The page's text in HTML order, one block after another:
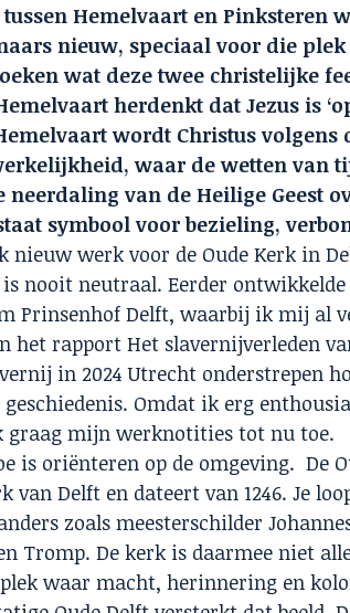
Hemelvaart en Pinksteren
nieuw, speciaal voor die
wat deze twee christelijke
herdenkt dat Jezus is
wordt Christus
waar de wetten van
neerdaling van de Heilige Geest
symbool voor bezieling,
nieuw werk voor de Oude Kerk in
nooit neutraal. Eerder
Prinsenhof Delft, waarbij ik mij al
het rapport Het slavernijverleden
in 2024 Utrecht onderstrepen
Omdat ik erg
graag mijn werknotities tot nu toe.
is oriënteren op de omgeving. De
van Delft en dateert van 1246. Je
zoals meesterschilder
Tromp. De kerk is daarmee niet
waar macht, herinnering en